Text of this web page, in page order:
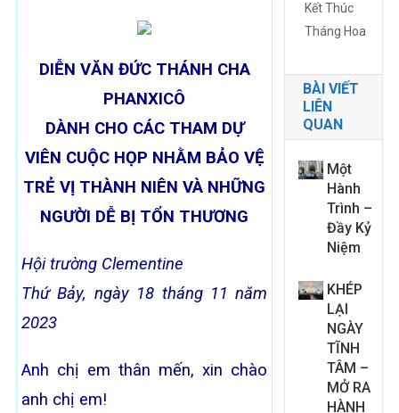
DIỄN VĂN ĐỨC THÁNH CHA
PHANXICÔ
DÀNH CHO CÁC THAM DỰ
VIÊN CUỘC HỌP NHẰM BẢO VỆ
TRẺ VỊ THÀNH NIÊN VÀ NHỮNG
NGƯỜI DỄ BỊ TỔN THƯƠNG
Hội trường Clementine
Thứ Bảy, ngày18 tháng 11 năm
2023
Anh chị em thân mến, xin chào
anh chị em!
Kết Thúc
Tháng Hoa
BÀI VIẾT
LIÊN
QUAN
Một
Hành
Trình –
Đầy Kỷ
Niệm
KHÉP
LẠI
NGÀY
TĨNH
TÂM –
MỞ RA
HÀNH